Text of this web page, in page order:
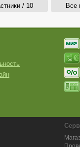
/ 10 Все